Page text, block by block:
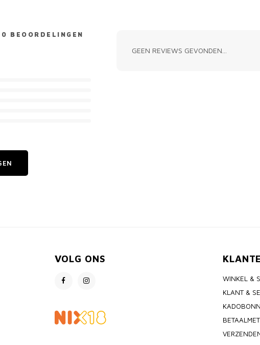
0 BEOORDELINGEN
GEEN REVIEWS GEVONDEN...
VOLG ONS
WINKEL &
KLANT &